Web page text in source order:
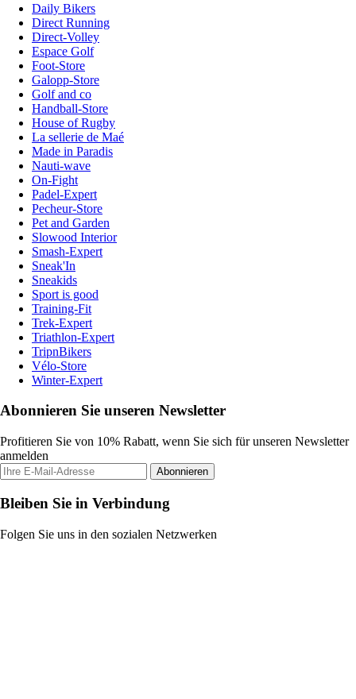
Daily Bikers
Direct Running
Direct-Volley
Espace Golf
Foot-Store
Galopp-Store
Golf and co
Handball-Store
House of Rugby
La sellerie de Maé
Made in Paradis
Nauti-wave
On-Fight
Padel-Expert
Pecheur-Store
Pet and Garden
Slowood Interior
Smash-Expert
Sneak'In
Sneakids
Sport is good
Training-Fit
Trek-Expert
Triathlon-Expert
TripnBikers
Vélo-Store
Winter-Expert
Abonnieren Sie unseren Newsletter
Profitieren Sie von 10% Rabatt, wenn Sie sich für unseren Newsletter
anmelden
Abonnieren
Bleiben Sie in Verbindung
Folgen Sie uns in den sozialen Netzwerken